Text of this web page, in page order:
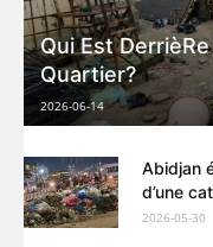
Qui Est
Quartier?
2026-06-14
Abidjan
d’une
2026-05-30